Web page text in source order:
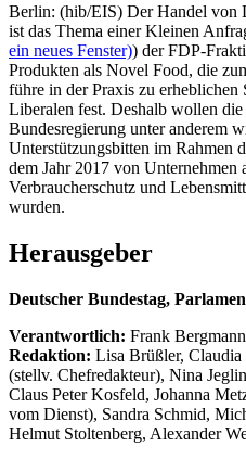
Berlin: (hib/EIS) Der Handel von
ist das Thema einer Kleinen
ein neues Fenster)) der FDP-
Produkten als Novel Food, die
führe in der Praxis zu
Liberalen fest. Deshalb wollen
Bundesregierung unter anderem
Unterstützungsbitten im Rahmen
dem Jahr 2017 von Unternehmen
Verbraucherschutz und
wurden.
Herausgeber
Deutscher Bundestag,
Verantwortlich: Frank
Redaktion: Lisa Brüßler,
(stellv. Chefredakteur), Nina
Claus Peter Kosfeld, Johanna
vom Dienst), Sandra Schmid,
Helmut Stoltenberg, Alexander